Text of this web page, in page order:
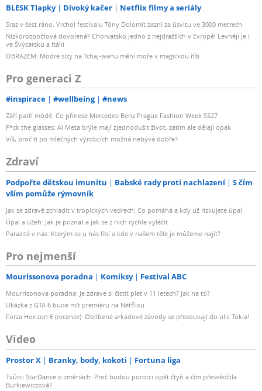
BLESK Tlapky Divoký kačer Netflix filmy a seriály
Sraz v šest ráno. Vrchol festivalu Tóny Dolomit zazní za úsvitu ve 3000 metrech
Nízkorozpočtová dovolená? Chorvatsko jedno z nejdražších v Evropě! Levněji je i
ve Švýcarsku a Itálii
OBRAZEM: Modré slzy na Tchaj-wanu mění moře v magickou říši
Pro generaci Z
#inspirace #wellbeing #news
Září patří módě: Co přinese Mercedes-Benz Prague Fashion Week SS27
F*ck the glasses: AI Meta brýle mají zjednodušit život, zatím ale dělají opak
Víš, proč ti po mléčných výrobcích možná nebývá dobře?
Zdraví
Podpořte dětskou imunitu Babské rady proti nachlazení
S čím
vším pomůže rýmovník
Jak se zdravě zchladit v tropických vedrech: Co pomáhá a kdy už riskujete úpal
Úpal a úžeh: Jak je poznat a jak se z nich rychle vyléčit
Parazité v nás: Kterým se u nás líbí a kde v našem těle je můžeme najít?
Pro nejmenší
Mourissonova poradna Komiksy Festival ABC
Mourrisonova poradna: Je zdravé si čistit pleť v 11 letech? Jak na to?
Ukázka z GTA 6 bude mít premiéru na Netflixu
Forza Horizon 6 (recenze): Oblíbené arkádové závody se přesouvají do ulic Tokia!
Video
Prostor X Branky, body, kokoti Fortuna liga
Tvůrci StarDance o změnách: Proč budou porotci opět čtyři a čím přesvědčila
Burkiewiczová?